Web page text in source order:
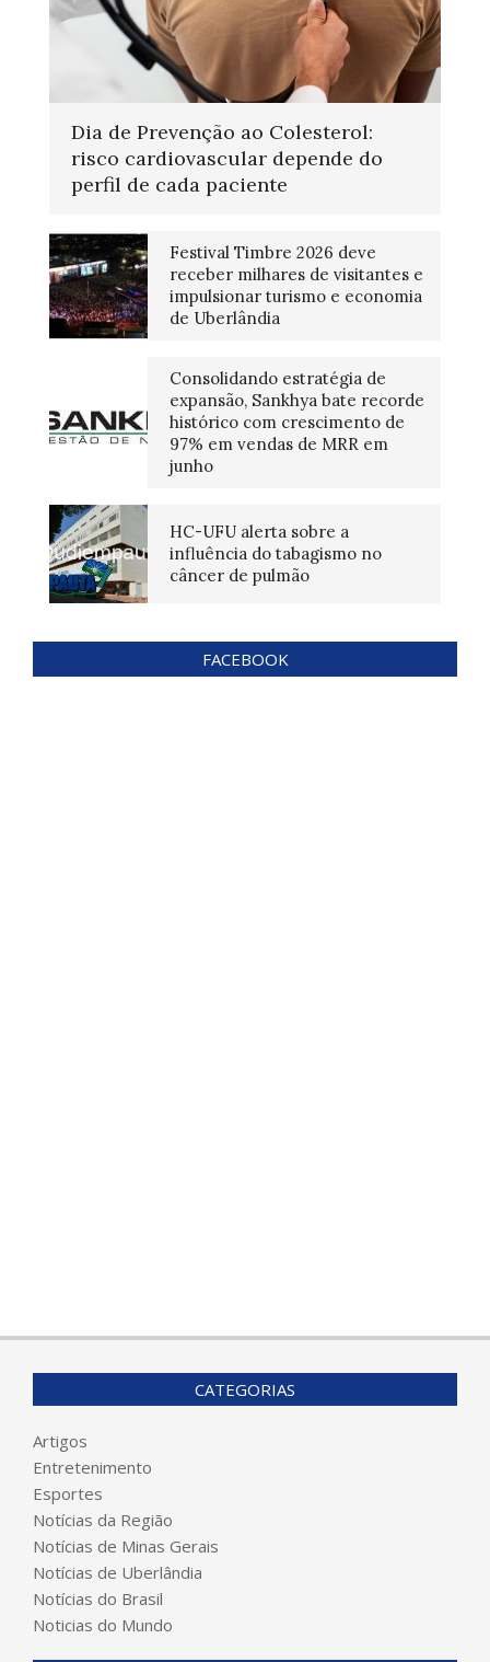
Dia de Prevenção ao Colesterol:
risco cardiovascular depende do
perfil de cada paciente
Festival Timbre 2026 deve
receber milhares de visitantes e
impulsionar turismo e economia
de Uberlândia
Consolidando estratégia de
expansão, Sankhya bate recorde
histórico com crescimento de
97% em vendas de MRR em
junho
HC-UFU alerta sobre a
influência do tabagismo no
câncer de pulmão
FACEBOOK
CATEGORIAS
Artigos
Entretenimento
Esportes
Notícias da Região
Notícias de Minas Gerais
Notícias de Uberlândia
Notícias do Brasil
Noticias do Mundo